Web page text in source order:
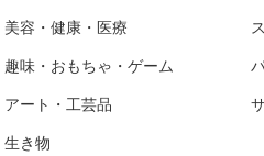
美容・健康・医療
趣味・おもちゃ・ゲーム
アート・工芸品
生き物